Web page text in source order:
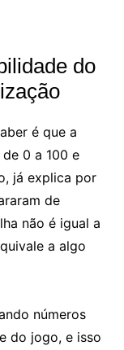
do
é que a
0 a 100 e
já explica por
de
não é igual a
a algo
números
do jogo, e isso